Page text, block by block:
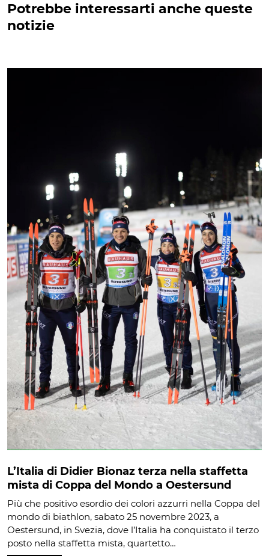
Potrebbe interessarti anche queste
notizie
L’Italia di Didier Bionaz terza nella staffetta
mista di Coppa del Mondo a Oestersund
Più che positivo esordio dei colori azzurri nella Coppa del
mondo di biathlon, sabato 25 novembre 2023, a
Oestersund, in Svezia, dove l’Italia ha conquistato il terzo
posto nella staffetta mista, quartetto…